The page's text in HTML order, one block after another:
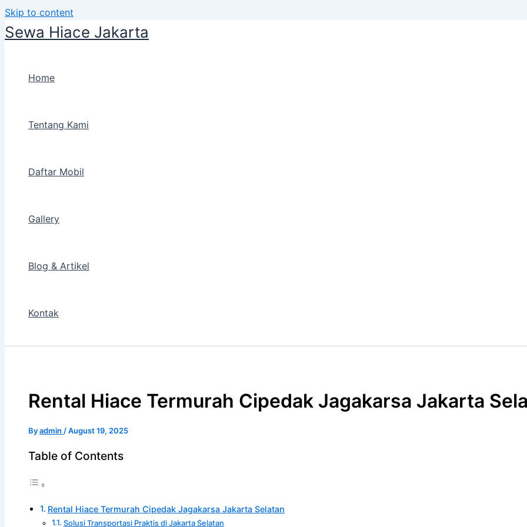
Skip to content
Sewa Hiace Jakarta
Home
Tentang Kami
Daftar Mobil
Gallery
Blog & Artikel
Kontak
Rental Hiace Termurah Cipedak Jagakarsa Jakarta
Byadmin /August 19, 2025
Table of Contents
Rental Hiace Termurah Cipedak Jagakarsa Jakarta Selatan
Solusi Transportasi Praktis di Jakarta Selatan